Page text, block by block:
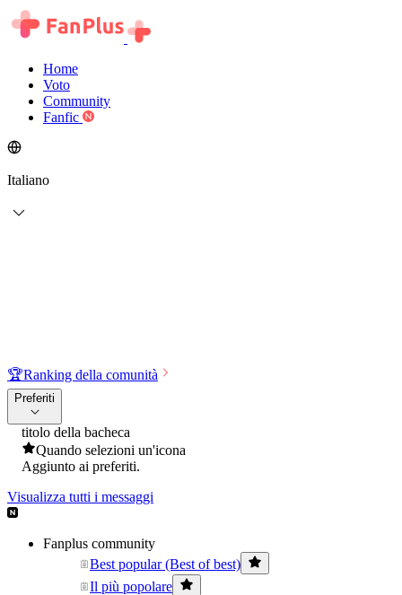
Home
Voto
Community
Fanfic
Italiano
🏆Ranking della comunità
Preferiti
titolo della bacheca
Quando selezioni un'icona
Aggiunto ai preferiti.
Visualizza tutti i messaggi
Fanplus community
Best popular (Best of best)
Il più popolare